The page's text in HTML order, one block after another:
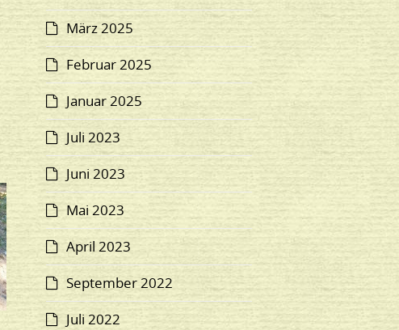
März 2025
Februar 2025
Januar 2025
Juli 2023
Juni 2023
Mai 2023
April 2023
September 2022
Juli 2022